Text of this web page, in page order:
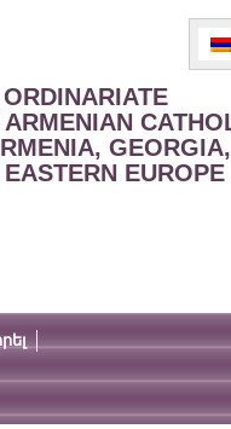
ORDINARIATE
EUROPE